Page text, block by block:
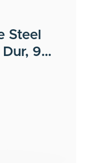
Steel
9